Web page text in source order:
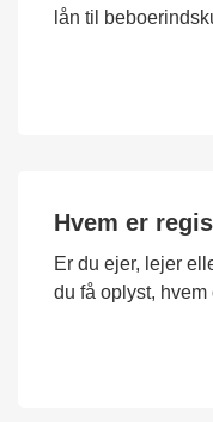
lån til
Hvem er
Er du ejer, lejer
du få oplyst,